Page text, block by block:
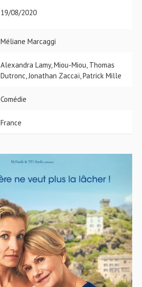
19/08/2020
Méliane Marcaggi
Alexandra Lamy, Miou-Miou, Thomas
Dutronc, Jonathan Zaccaï, Patrick Mille
Comédie
France